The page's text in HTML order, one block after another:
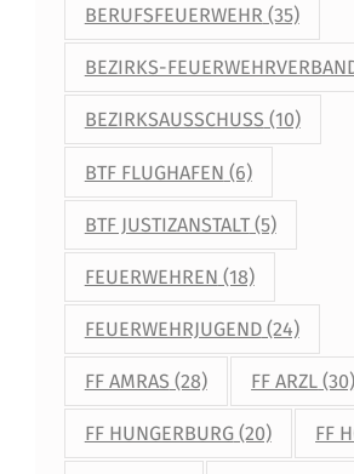
BERUFSFEUERWEHR (35)
BEZIRKS-
BEZIRKSAUSSCHUSS (10)
BTF FLUGHAFEN (6)
BTF JUSTIZANSTALT(5)
FEUERWEHREN (18)
FEUERWEHRJUGEND(24)
FF AMRAS (28) FF ARZL (30)
FF HUNGERBURG(20) FF